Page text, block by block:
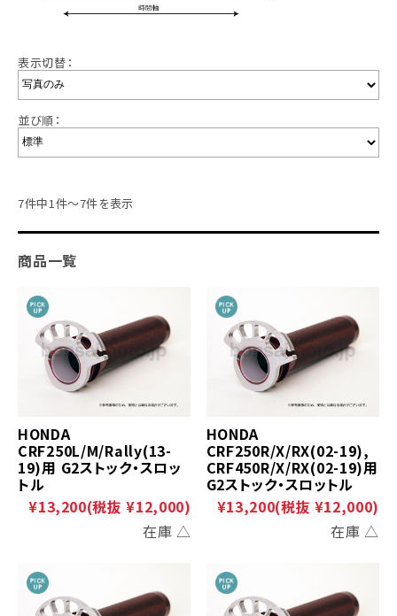
表示切替：
並び順：
7件中1件～7件を表示
商品一覧
HONDA
CRF250L/M/Rally(13-
19)用 G2ストック・スロッ
トル
¥13,200(税抜 ¥12,000)
在庫 △
HONDA
CRF250R/X/RX(02-19),
CRF450R/X/RX(02-19)用
G2ストック・スロットル
¥13,200(税抜 ¥12,000)
在庫 △